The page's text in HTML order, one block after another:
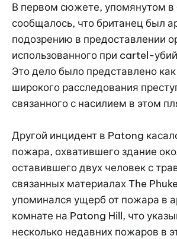
В первом сюжете, упомянутом в
сообщалось, что британец был
подозрению в предоставлении
использованного при cartel-
Это дело было представлено
широкого расследования
связанного с насилием в этом
Другой инцидент в Patong
пожара, охватившего здание
оставившего двух человек с
связанных материалах The
упоминался ущерб от пожара в
комнате на Patong Hill, что
несколько недавних пожаров в